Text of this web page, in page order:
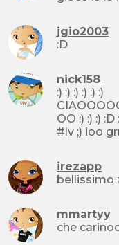
jgio2003
:D
nick158
:) :) :) :) :) :)
OO :) :) :) :D :D :D :D :D :D :D :D :D :D :D :) :D :P :P
irezapp
mmartyy